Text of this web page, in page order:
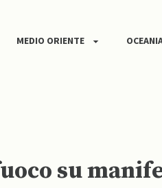
MEDIO ORIENTE
su